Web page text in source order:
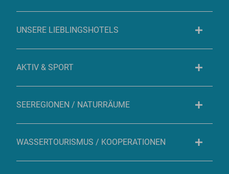
UNSERE LIEBLINGSHOTELS
AKTIV & SPORT
SEEREGIONEN / NATURRÄUME
WASSERTOURISMUS / KOOPERATIONEN